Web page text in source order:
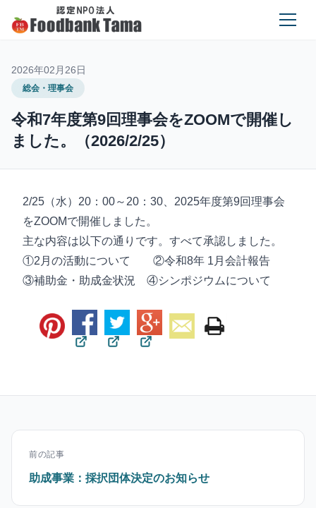
2026年02月26日
総会・理事会
令和7年度第9回理事会をZOOMで開催し
ました。（2026/2/25）
2/25（水）20：00～20：30、2025年度第9回理事会
をZOOMで開催しました。
主な内容は以下の通りです。すべて承認しました。
①2月の活動について ②令和8年 1月会計報告
③補助金・助成金状況 ④シンポジウムについて
前の記事
助成事業：採択団体決定のお知らせ